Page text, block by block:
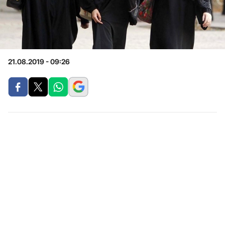
21.08.2019 - 09:26